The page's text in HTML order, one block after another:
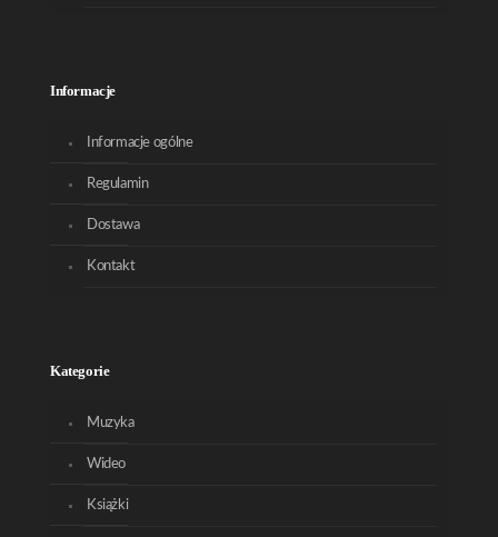
Informacje
Informacje ogólne
Regulamin
Dostawa
Kontakt
Kategorie
Muzyka
Wideo
Książki